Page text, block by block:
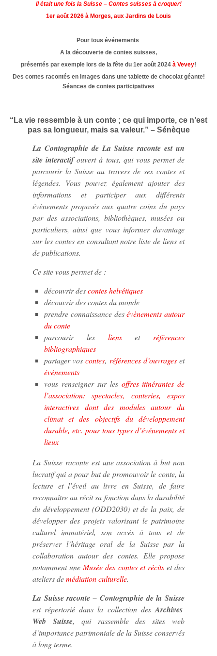
Il était une fois la Suisse – Contes suisses à croquer!
1er août 2026 à Morges, aux Jardins de Louis
Pour tous événements
A la découverte de contes suisses,
présentés par exemple lors de la fête du 1er août 2024 à Vevey!
Des contes racontés en images dans une tablette de chocolat géante!
Séances de contes participatives
“La vie ressemble à un conte ; ce qui importe, ce n’est
pas sa longueur, mais sa valeur.” – Sénèque
La Contographie de La Suisse raconte est un
site interactifouvert à tous, qui vous permet de
parcourir la Suisse au travers de ses contes et
légendes. Vous pouvez également ajouter des
informations et participer aux différents
évènements proposés aux quatre coins du pays
par des associations, bibliothèques, musées ou
particuliers, ainsi que vous informer davantage
sur les contes en consultant notre liste de liens et
de publications.
Ce site vous permet de :
découvrir descontes helvétiques
découvrir des contes du monde
prendre connaissance desévènements autour
du conte
parcourir les lienset références
bibliographiques
partager voscontes, références d’ouvrageset
évènements
vous renseigner sur les offres itinérantes de
l’association: spectacles, conteries, expos
interactives dont des modules autour du
climat et des objectifs du développement
durable, etc. pour tous types d’événements et
lieux
La Suisse raconteest une association à but non
lucratif qui a pour but de promouvoir le conte, la
lecture et l’éveil au livre en Suisse, de faire
reconnaître au récit sa fonction dans la durabilité
du développement (ODD2030) et de la paix, de
développer des projets valorisant le patrimoine
culturel immatériel, son accès à tous et de
préserver l’héritage oral de la Suisse par la
collaboration autour des contes. Elle propose
notamment une Musée des contes et récitset des
ateliers demédiation culturelle.
La Suisse raconte – Contographie de la Suisse
est répertorié dans la collection des Archives
Web Suisse, qui rassemble des sites web
d’importance patrimoniale de la Suisse conservés
à long terme.